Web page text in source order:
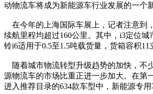
动物流车将成为新能源车行业发展的一个
在今年的上海国际车展上，记者注意到
续航里程均超过160公里。其中，i3定位
铃i6适用于0.5至1.5吨载货量，货箱容积
随着城市物流转型升级趋势的加快，不
源物流车的市场比重正进一步加大。在第
进入推荐目录的634款车型中，新能源专